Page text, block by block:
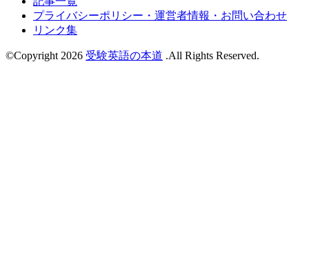
プライバシーポリシー・運営者情報・お問い合わせ
リンク集
©Copyright 2026 受験英語の本道 .All Rights Reserved.